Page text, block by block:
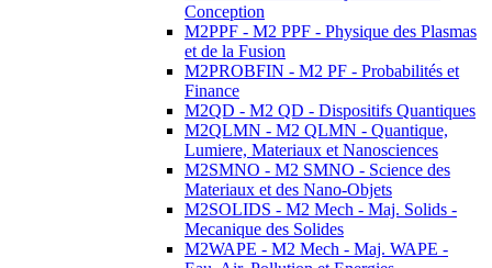
Conception
M2PPF - M2 PPF - Physique des Plasmas
et de la Fusion
M2PROBFIN - M2 PF - Probabilités et
Finance
M2QD - M2 QD - Dispositifs Quantiques
M2QLMN - M2 QLMN - Quantique,
Lumiere, Materiaux et Nanosciences
M2SMNO - M2 SMNO - Science des
Materiaux et des Nano-Objets
M2SOLIDS - M2 Mech - Maj. Solids -
Mecanique des Solides
M2WAPE - M2 Mech - Maj. WAPE -